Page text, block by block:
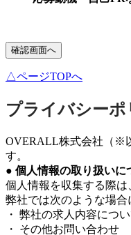
△ページTOPへ
プライバシーポ
OVERALL株式会社（※
す。
● 個人情報の取り扱いに
個人情報を収集する際は
弊社では次のような場合
・ 弊社の求人内容につ
・ その他お問い合わせ